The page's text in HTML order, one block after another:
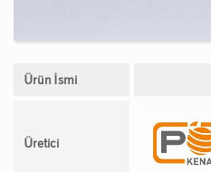
Ürün İsmi
Üretici